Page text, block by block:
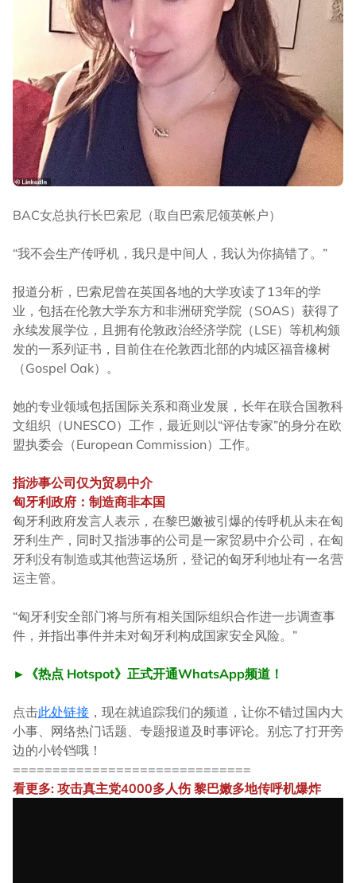
BAC女总执行长巴索尼（取自巴索尼领英帐户）
“我不会生产传呼机，我只是中间人，我认为你搞错了。”
报道分析，巴索尼曾在英国各地的大学攻读了13年的学
业，包括在伦敦大学东方和非洲研究学院（SOAS）获得了
永续发展学位，且拥有伦敦政治经济学院（LSE）等机构颁
发的一系列证书，目前住在伦敦西北部的内城区福音橡树
（Gospel Oak）。
她的专业领域包括国际关系和商业发展，长年在联合国教科
文组织（UNESCO）工作，最近则以“评估专家”的身分在欧
盟执委会（European Commission）工作。
指涉事公司仅为贸易中介
匈牙利政府：制造商非本国
匈牙利政府发言人表示，在黎巴嫩被引爆的传呼机从未在匈
牙利生产，同时又指涉事的公司是一家贸易中介公司，在匈
牙利没有制造或其他营运场所，登记的匈牙利地址有一名营
运主管。
“匈牙利安全部门将与所有相关国际组织合作进一步调查事
件，并指出事件并未对匈牙利构成国家安全风险。”
►《热点 Hotspot》正式开通WhatsApp频道！
点击此处链接 ，现在就追踪我们的频道，让你不错过国内大
小事、网络热门话题、专题报道及时事评论。别忘了打开旁
边的小铃铛哦！
==============================
看更多: 攻击真主党4000多人伤 黎巴嫩多地传呼机爆炸